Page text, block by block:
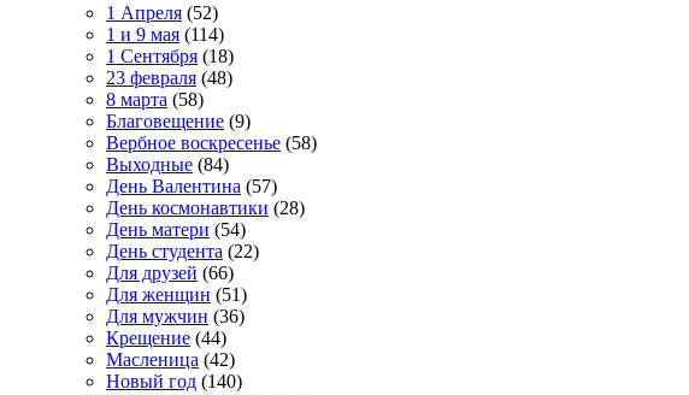
1 Апреля (52)
1 и 9 мая (114)
1 Сентября (18)
23 февраля (48)
8 марта (58)
Благовещение (9)
Вербное воскресенье (58)
Выходные (84)
День Валентина (57)
День космонавтики (28)
День матери (54)
День студента (22)
Для друзей (66)
Для женщин (51)
Для мужчин (36)
Крещение (44)
Масленица (42)
Новый год (140)